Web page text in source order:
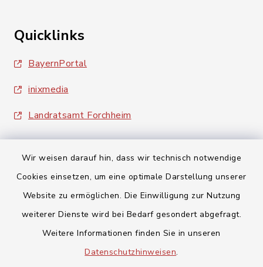
Wir weisen darauf hin, dass wir technisch notwendige
Cookies einsetzen, um eine optimale Darstellung unserer
Website zu ermöglichen. Die Einwilligung zur Nutzung
weiterer Dienste wird bei Bedarf gesondert abgefragt.
Weitere Informationen finden Sie in unseren
Datenschutzhinweisen.
Quicklinks
BayernPortal
inixmedia
Landratsamt Forchheim
Kontakt
Barrierefreiheit